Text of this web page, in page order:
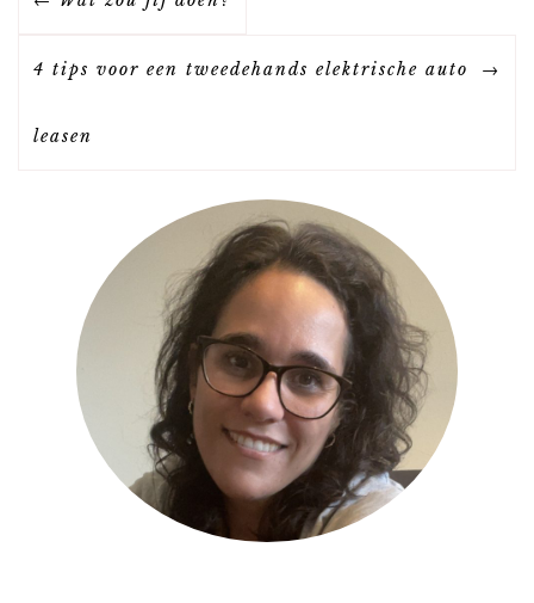
E
R
4 tips voor een tweedehands elektrische auto
leasen